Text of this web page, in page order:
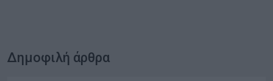
Δημοφιλή άρθρα